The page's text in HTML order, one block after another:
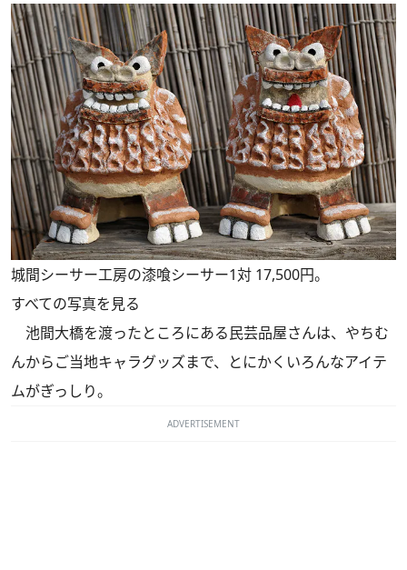
城間シーサー工房の漆喰シーサー1対 17,500円。
すべての写真を見る
池間大橋を渡ったところにある民芸品屋さんは、やちむ
んからご当地キャラグッズまで、とにかくいろんなアイテ
ムがぎっしり。
ADVERTISEMENT